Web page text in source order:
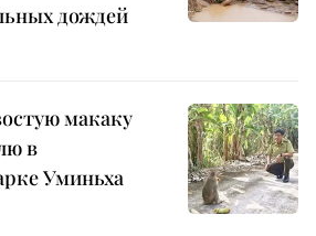
дождей
макаку
в
Уминьха